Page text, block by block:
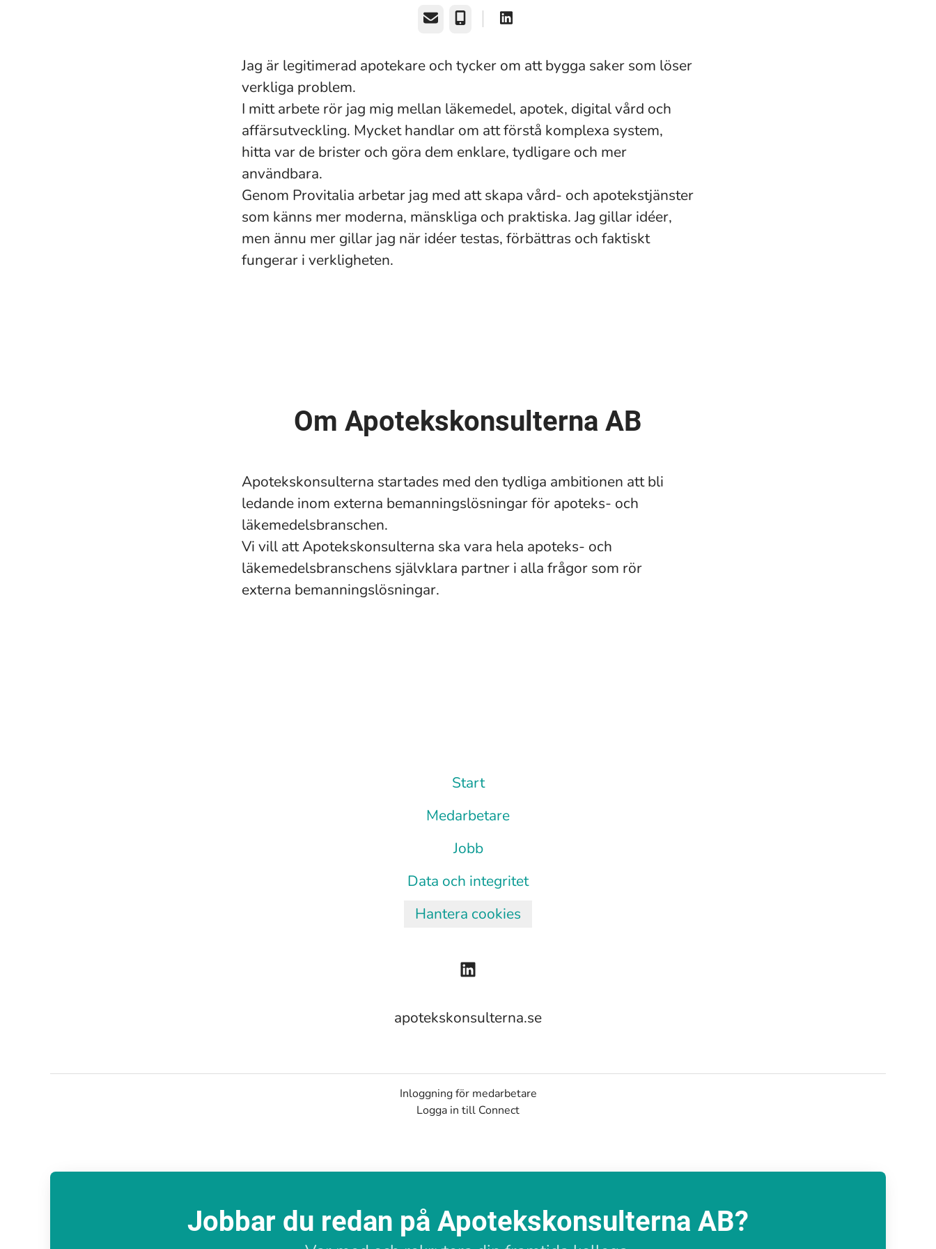
E-post Telefon
Jag är legitimerad apotekare och tycker om att bygga saker som löser
verkliga problem.
I mitt arbete rör jag mig mellan läkemedel, apotek, digital vård och
affärsutveckling. Mycket handlar om att förstå komplexa system,
hitta var de brister och göra dem enklare, tydligare och mer
användbara.
Genom Provitalia arbetar jag med att skapa vård- och apotekstjänster
som känns mer moderna, mänskliga och praktiska. Jag gillar idéer,
men ännu mer gillar jag när idéer testas, förbättras och faktiskt
fungerar i verkligheten.
Om Apotekskonsulterna AB
Apotekskonsulterna startades med den tydliga ambitionen att bli
ledande inom externa bemanningslösningar för apoteks- och
läkemedelsbranschen.
Vi vill att Apotekskonsulterna ska vara hela apoteks- och
läkemedelsbranschens självklara partner i alla frågor som rör
externa bemanningslösningar.
Start
Medarbetare
Jobb
Data och integritet
Hantera cookies
apotekskonsulterna.se
Inloggning för medarbetare
Logga in till Connect
Jobbar du redan på Apotekskonsulterna AB?